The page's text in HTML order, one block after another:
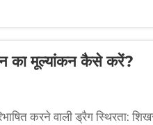
का मूल्यांकन कैसे करें?
करने वाली ड्रैग स्थिरता: